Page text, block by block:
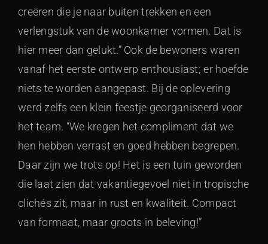
creëren die je naar buiten trekken en een
verlengstuk van de woonkamer vormen. Dat is
hier meer dan gelukt.” Ook de bewoners waren
vanaf het eerste ontwerp enthousiast; er hoefde
niets te worden aangepast. Bij de oplevering
werd zelfs een klein feestje georganiseerd voor
het team. “We kregen het compliment dat we
hen hebben verrast en goed hebben begrepen.
Daar zijn we trots op! Het is een tuin geworden
die laat zien dat vakantiegevoel niet in tropische
clichés zit, maar in rust en kwaliteit. Compact
van formaat, maar groots in beleving!”